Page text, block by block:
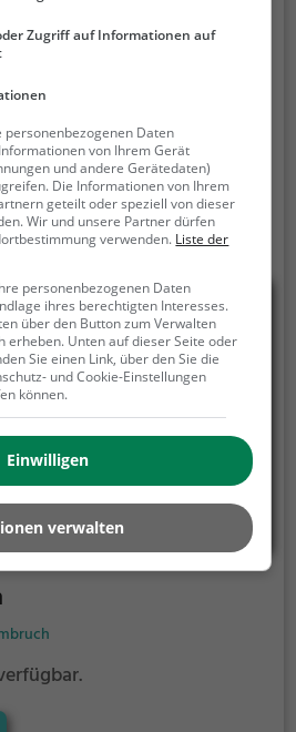
ist ein Hochseilgarten in
Hamm ist die perfekte
Familienausflug, einen
für alle die gerne klettern.
mehrere Meter über dem
eine Welt voller Abenteuer
Hamm bietet sowohl
als auch Anfängern jede
Spaß.
Zugriff auf Informationen auf
Daten
von Ihrem Gerät
und andere Gerätedaten)
Die Informationen von Ihrem
geteilt oder speziell von dieser
Wir und unsere Partner dürfen
verwenden. Liste der
personenbezogenen Daten
ihres berechtigten Interesses.
über den Button zum Verwalten
erheben. Unten auf dieser Seite oder
Sie einen Link, über den Sie die
und Cookie-Einstellungen
können.
Einwilligen
verwalten